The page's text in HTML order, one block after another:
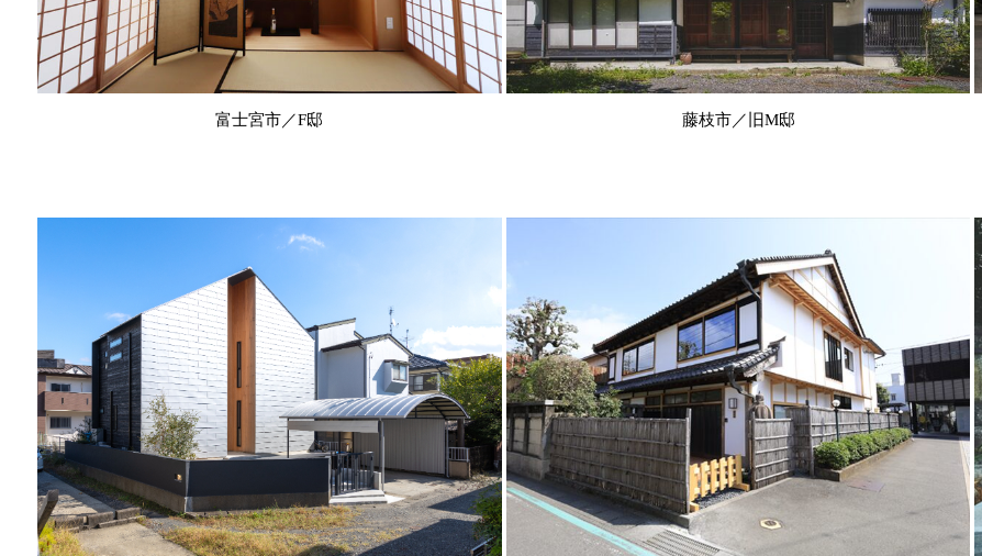
富士宮市／F邸 藤枝市／旧M邸